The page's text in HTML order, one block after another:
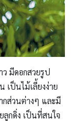
ว มีดอกสวยรูป
เป็นไม้เลี้ยงง่าย
ส่วนต่างๆ และมี
กดิ่ง เป็นที่สนใจ